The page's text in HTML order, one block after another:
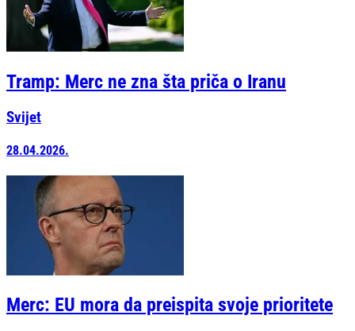
Tramp: Merc ne zna šta priča o Iranu
Svijet
28.04.2026.
Merc: EU mora da preispita svoje prioritete